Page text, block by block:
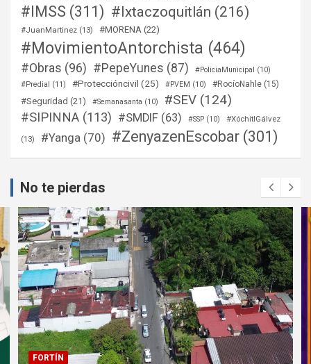
#IMSS (311) #Ixtaczoquitlán (216)
#JuanMartinez (13) #MORENA (22)
#MovimientoAntorchista (464)
#Obras (96) #PepeYunes (87) #PoliciaMunicipal (10)
#Predial (11) #Proteccióncivil (25) #PVEM (10) #RocíoNahle (15)
#Seguridad (21) #Semanasanta (10) #SEV (124)
#SIPINNA (113) #SMDIF (63) #SSP (10) #XóchitlGálvez
(13) #Yanga (70) #ZenyazenEscobar (301)
No te pierdas
FORTÍN